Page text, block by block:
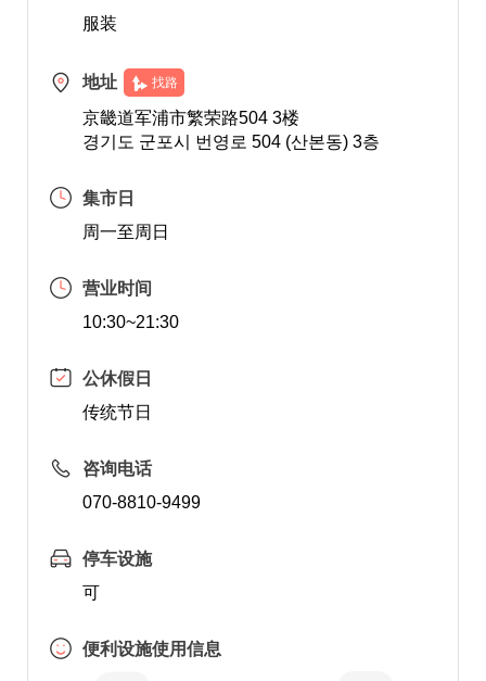
服装
地址 找路
京畿道军浦市繁荣路504 3楼
경기도 군포시 번영로 504 (산본동) 3층
集市日
周一至周日
营业时间
10:30~21:30
公休假日
传统节日
咨询电话
070-8810-9499
停车设施
可
便利设施使用信息